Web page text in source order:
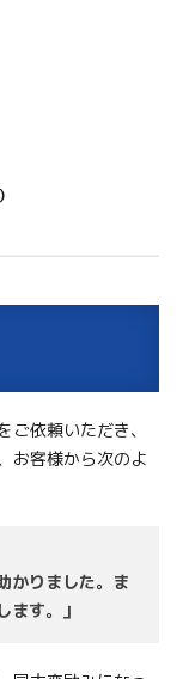
依頼いただき、
お客様から次のよ
かりました。ま
ます。」